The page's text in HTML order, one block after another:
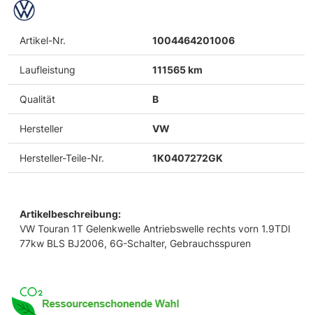
Artikel-Nr. 1004464201006
Laufleistung 111565 km
Qualität B
Hersteller VW
Hersteller-Teile-Nr. 1K0407272GK
Artikelbeschreibung:
VW Touran 1T Gelenkwelle Antriebswelle rechts vorn 1.9TDI
77kw BLS BJ2006, 6G-Schalter, Gebrauchsspuren